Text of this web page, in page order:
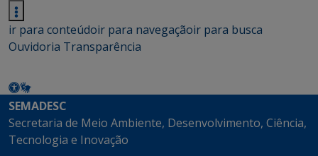
ir para conteúdoir para navegaçãoir para busca
Ouvidoria Transparência
SEMADESC
Secretaria de Meio Ambiente, Desenvolvimento, Ciência,
Tecnologia e Inovação